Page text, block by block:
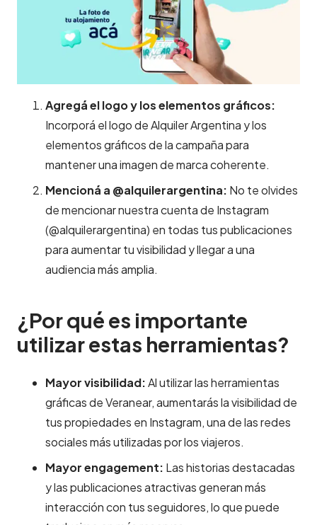
Agregá el logo y los elementos gráficos:
Incorporá el logo de Alquiler Argentina y los
elementos gráficos de la campaña para
mantener una imagen de marca coherente.
Mencioná a @alquilerargentina: No te olvides
de mencionar nuestra cuenta de Instagram
(@alquilerargentina) en todas tus publicaciones
para aumentar tu visibilidad y llegar a una
audiencia más amplia.
¿Por qué es importante
utilizar estas herramientas?
Mayor visibilidad:Al utilizar las herramientas
gráficas de Veranear, aumentarás la visibilidad de
tus propiedades en Instagram, una de las redes
sociales más utilizadas por los viajeros.
Mayor engagement: Las historias destacadas
y las publicaciones atractivas generan más
interacción con tus seguidores, lo que puede